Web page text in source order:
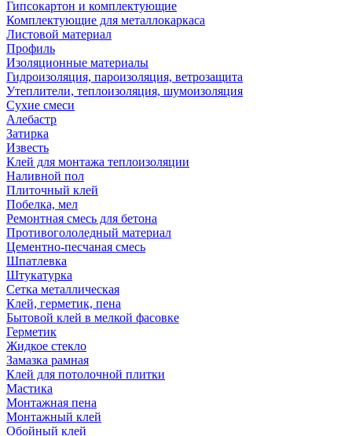
Гипсокартон и комплектующие
Комплектующие для металлокаркаса
Листовой материал
Профиль
Изоляционные материалы
Гидроизоляция, пароизоляция, ветрозащита
Утеплители, теплоизоляция, шумоизоляция
Сухие смеси
Алебастр
Затирка
Известь
Клей для монтажа теплоизоляции
Наливной пол
Плиточный клей
Побелка, мел
Ремонтная смесь для бетона
Противогололедный материал
Цементно-песчаная смесь
Шпатлевка
Штукатурка
Сетка металлическая
Клей, герметик, пена
Бытовой клей в мелкой фасовке
Герметик
Жидкое стекло
Замазка рамная
Клей для потолочной плитки
Мастика
Монтажная пена
Монтажный клей
Обойный клей